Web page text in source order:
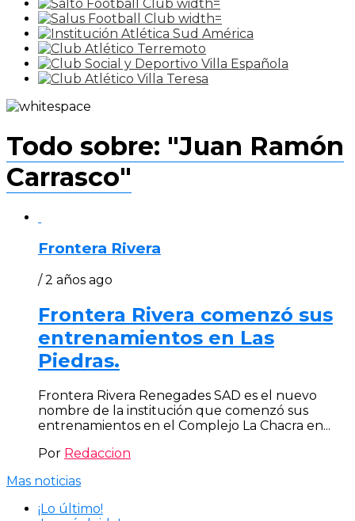
Todo sobre: "Juan Ramón
Carrasco"
Frontera Rivera
/ 2 años ago
Frontera Rivera comenzó sus
entrenamientos en Las
Piedras.
Frontera Rivera Renegades SAD es el nuevo
nombre de la institución que comenzó sus
entrenamientos en el Complejo La Chacra en...
Por Redaccion
Mas noticias
¡Lo último!